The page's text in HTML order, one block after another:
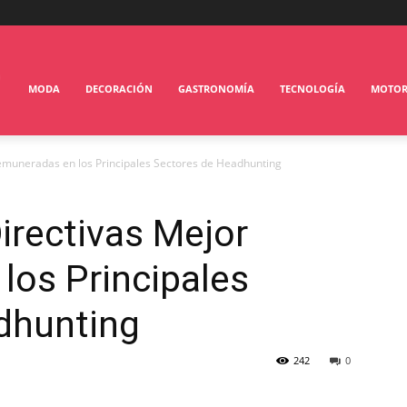
MODA DECORACIÓN GASTRONOMÍA TECNOLOGÍA MOTOR
en los Principales Sectores de Headhunting
Mejor
Principales
0
242